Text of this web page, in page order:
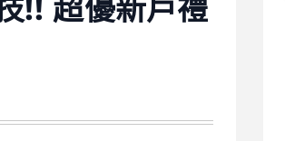
!! 超優新戶禮